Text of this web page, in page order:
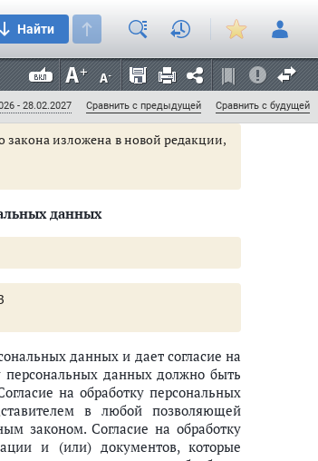
Найти
- 28.02.2027 Сравнить с предыдущей Сравнить с будущей
из общедоступных источников
по решению суда или иных
закона изложена в новой редакции,
данных
данных и дает согласие на
персональных данных должно быть
на обработку персональных
в любой позволяющей
законом. Согласие на обработку
и (или) документов, которые